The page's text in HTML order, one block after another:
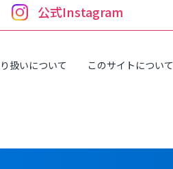
公式Instagram
扱いについて このサイトについて